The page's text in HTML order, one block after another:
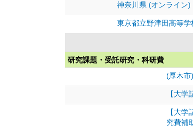
神奈川県 (オンライン)
東京都立野津田高等
研究課題・受託研究・科研費
(厚木
【大
【大
究費補